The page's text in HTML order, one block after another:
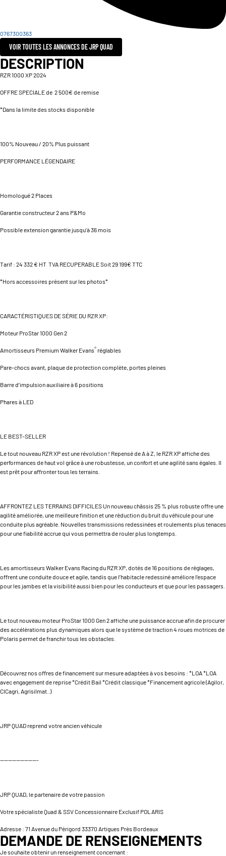
0767300363
VOIR TOUTES LES ANNONCES DE JRP QUAD
DESCRIPTION
RZR 1000 XP 2024
OFFRE SPECIALE de 2 500€ de remise
*Dans la limite des stocks disponible
100% Nouveau / 20% Plus puissant
PERFORMANCE LÉGENDAIRE
Homologué 2 Places
Garantie constructeur 2 ans P&Mo
Possible extension garantie jusqu’à 36 mois
Tarif : 24 332 € HT TVA RECUPERABLE Soit 29 199€ TTC
*Hors accessoires présent sur les photos*
CARACTÉRISTIQUES DE SÉRIE DU RZR XP:
Moteur ProStar 1000 Gen 2
Amortisseurs Premium Walker Evans® réglables
Pare-chocs avant, plaque de protection complète, portes pleines
Barre d’impulsion auxiliaire à 6 positions
Phares à LED
LE BEST-SELLER
Le tout nouveau RZR XP est une révolution ! Repensé de A à Z, le RZR XP affiche des
performances de haut vol grâce à une robustesse, un confort et une agilité sans égales. Il
est prêt pour affronter tous les terrains.
AFFRONTEZ LES TERRAINS DIFFICILES Un nouveau châssis 25 % plus robuste offre une
agilité améliorée, une meilleure finition et une réduction du bruit du véhicule pour une
conduite plus agréable. Nouvelles transmissions redessinées et roulements plus tenaces
pour une fiabilité accrue qui vous permettra de rouler plus longtemps.
Les amortisseurs Walker Evans Racing du RZR XP, dotés de 16 positions de réglages,
offrent une conduite douce et agile, tandis que l’habitacle redessiné améliore l’espace
pour les jambes et la visibilité aussi bien pour les conducteurs et que pour les passagers.
Le tout nouveau moteur ProStar 1000 Gen 2 affiche une puissance accrue afin de procurer
des accélérations plus dynamiques alors que le système de traction 4 roues motrices de
Polaris permet de franchir tous les obstacles.
Découvrez nos offres de financement sur mesure adaptées à vos besoins : *LOA *LOA
avec engagement de reprise *Crédit Bail *Crédit classique *Financement agricole (Agilor,
CICagri, Agrisilmat..)
JRP QUAD reprend votre ancien véhicule
-------------------
JRP QUAD, le partenaire de votre passion
Votre spécialiste Quad & SSV Concessionnaire Exclusif POLARIS
Adresse : 71 Avenue du Périgord 33370 Artigues Près Bordeaux
DEMANDE DE RENSEIGNEMENTS
Je souhaite obtenir un renseignement concernant :